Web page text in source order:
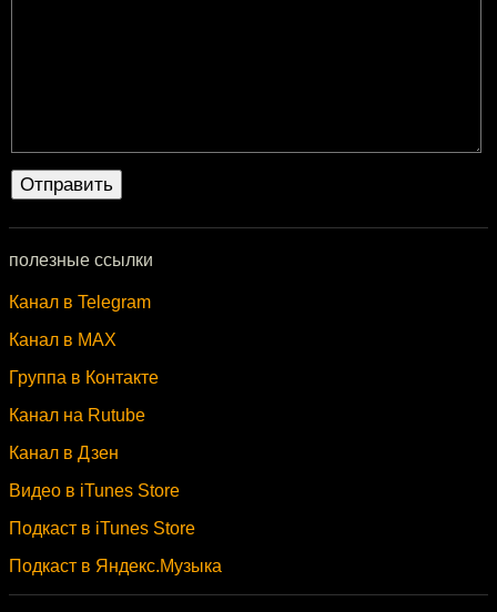
полезные ссылки
Канал в Telegram
Канал в MAX
Группа в Контакте
Канал на Rutube
Канал в Дзен
Видео в iTunes Store
Подкаст в iTunes Store
Подкаст в Яндекс.Музыка